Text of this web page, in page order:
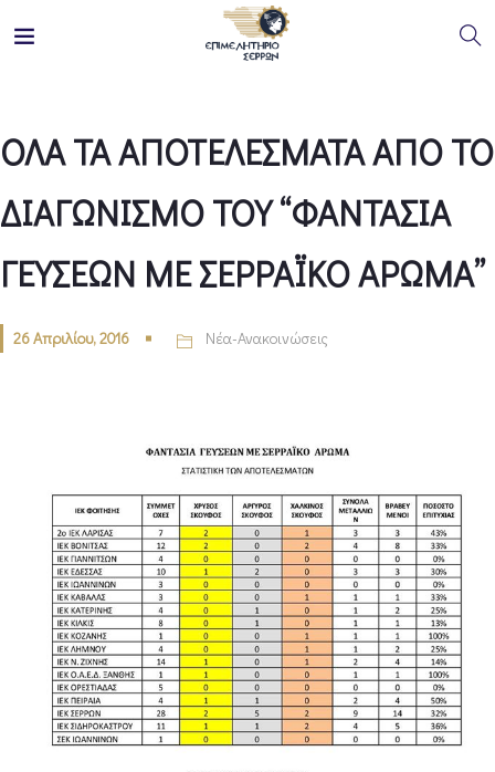
ΟΛΑ ΤΑ ΑΠΟΤΕΛΕΣΜΑΤΑ ΑΠΟ ΤΟ
ΔΙΑΓΩΝΙΣΜΟ ΤΟΥ “ΦΑΝΤΑΣΙΑ
ΓΕΥΣΕΩΝ ΜΕ ΣΕΡΡΑΪΚΟ ΑΡΩΜΑ”
26 Απριλίου, 2016 Νέα-Ανακοινώσεις